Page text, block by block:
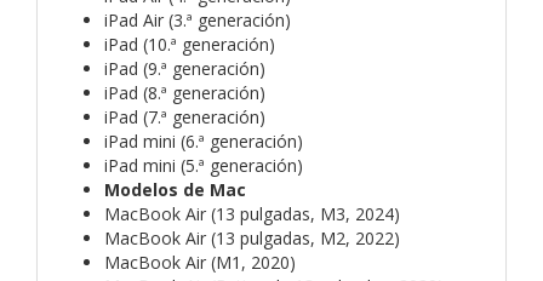
iPad Air (3.ª generación)
iPad (10.ª generación)
iPad (9.ª generación)
iPad (8.ª generación)
iPad (7.ª generación)
iPad mini (6.ª generación)
iPad mini (5.ª generación)
Modelos de Mac
MacBook Air (13 pulgadas, M3, 2024)
MacBook Air (13 pulgadas, M2, 2022)
MacBook Air (M1, 2020)